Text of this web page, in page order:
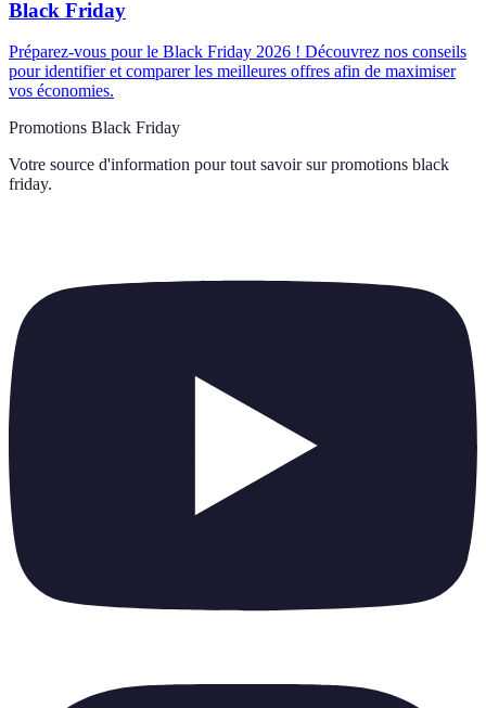
Black Friday
Préparez-vous pour le Black Friday 2026 ! Découvrez nos conseils
pour identifier et comparer les meilleures offres afin de maximiser
vos économies.
Promotions Black Friday
Votre source d'information pour tout savoir sur promotions black
friday.